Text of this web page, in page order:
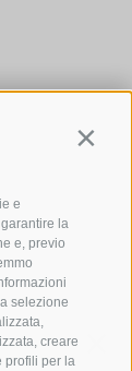
e
la
e, previo
selezione
creare
profili per la